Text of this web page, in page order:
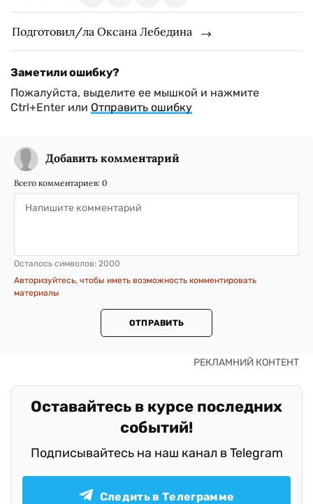
Подготовил/ла Оксана Лебедина
Заметили ошибку?
Пожалуйста, выделите ее мышкой и нажмите
Ctrl+Enter или Отправить ошибку
Добавить комментарий
Всего комментариев: 0
Осталось символов: 2000
Авторизуйтесь, чтобы иметь возможность комментировать
материалы
ОТПРАВИТЬ
Оставайтесь в курсе последних
событий!
Подписывайтесь на наш канал в Telegram
Следить в Телеграмме